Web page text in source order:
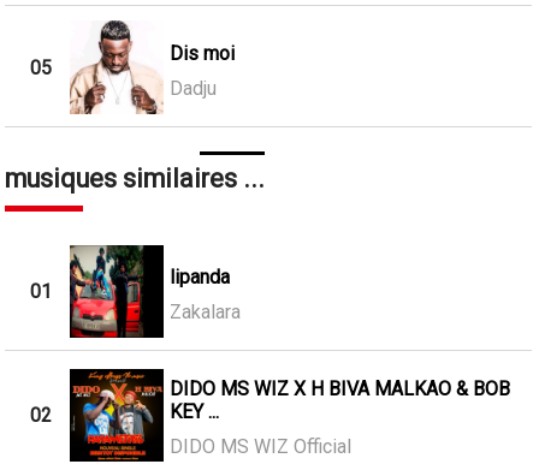
05
Dis moi
Dadju
musiques similaires ...
01
lipanda
Zakalara
02
DIDO MS WIZ X H BIVA MALKAO & BOB
KEY ...
DIDO MS WIZ Official